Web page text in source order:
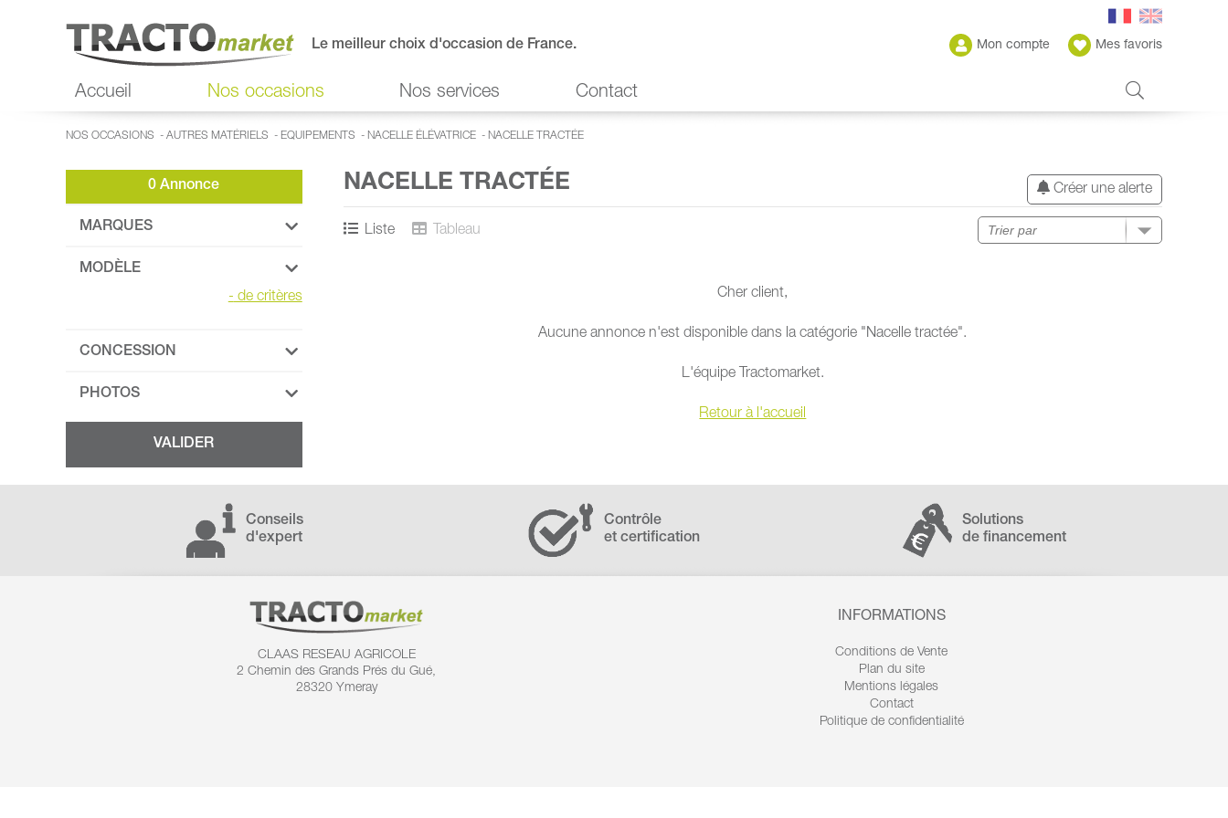
Le meilleur choix d'occasion de France. Mon compte Mes favoris
Accueil Nos occasions Nos services Contact
NOS OCCASIONS - AUTRES MATÉRIELS - EQUIPEMENTS - NACELLE ÉLÉVATRICE - NACELLE TRACTÉE
0 Annonce
MARQUES
MODÈLE
- de critères
CONCESSION
PHOTOS
Créer une alerte
NACELLE TRACTÉE
Liste Tableau
Cher client,
Aucune annonce n'est disponible dans la catégorie "Nacelle tractée".
L'équipe Tractomarket.
Retour à l'accueil
Conseils
d'expert
Contrôle
et certification
Solutions
de financement
CLAAS RESEAU AGRICOLE
2 Chemin desGrands Prés du Gué,
28320 Ymeray
INFORMATIONS
Conditions de Vente
Plan du site
Mentions légales
Contact
Politique de confidentialité